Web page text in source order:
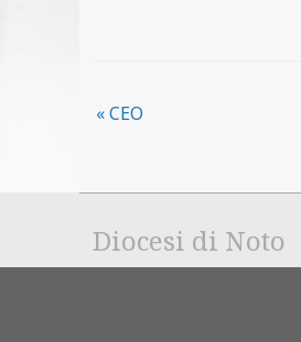
«CEO
Diocesi di Noto